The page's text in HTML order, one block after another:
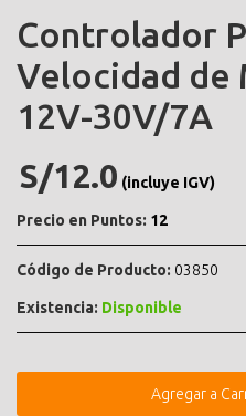
Controlador
Velocidad de
12V-30V/7A
S/12.0 (incluye IGV)
Precio en Puntos: 12
Código de Producto: 03850
Existencia: Disponible
Agregar a